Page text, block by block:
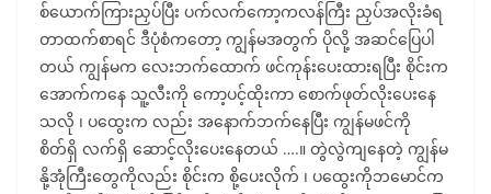
စ်ယောက်ကြားညှပ်ပြီး ပက်လက်ကော့ကလန်ကြီး ညှပ်အလိုးခံရ
တာထက်စာရင် ဒီပုံစံကတော့ ကျွန်မအတွက် ပိုလို့ အဆင်ပြေပါ
တယ် ကျွန်မက လေးဘက်ထောက် ဖင်ကုန်းပေးထားရပြီး စိုင်းက
အောက်ကနေ သူ့လီးကို ကော့ပင့်ထိုးကာ စောက်ဖုတ်လိုးပေးနေ
သလို ၊ ပထွေးက လည်း အနောက်ဘက်နေပြီး ကျွန်မဖင်ကို
စိတ်ရှိ လက်ရှိ ဆောင့်လိုးပေးနေတယ် ….။ တွဲလွဲကျနေတဲ့ ကျွန်မ
နို့အုံကြီးတွေကိုလည်း စိုင်းက စို့ပေးလိုက် ၊ ပထွေးကိုဘမောင်က